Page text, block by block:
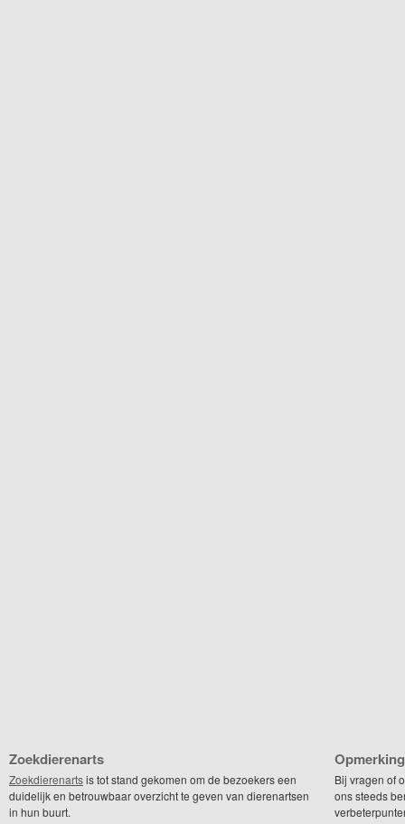
Zoekdierenarts
Zoekdierenartsis tot stand gekomen om de bezoekers een
duidelijk en betrouwbaar overzicht te geven van dierenartsen
in hun buurt.
Bij vragen of
ons steeds